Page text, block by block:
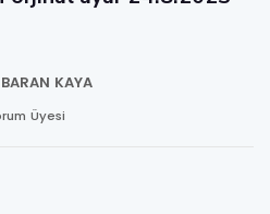
BARAN KAYA
Üyesi